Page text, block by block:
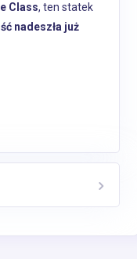
Class, ten statek
nadeszła już